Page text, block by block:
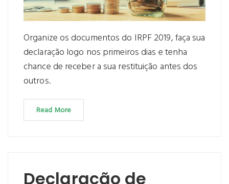
Organize os documentos do IRPF 2019, faça sua
declaração logo nos primeiros dias e tenha
chance de receber a sua restituição antes dos
outros.
Read More
Declaração de